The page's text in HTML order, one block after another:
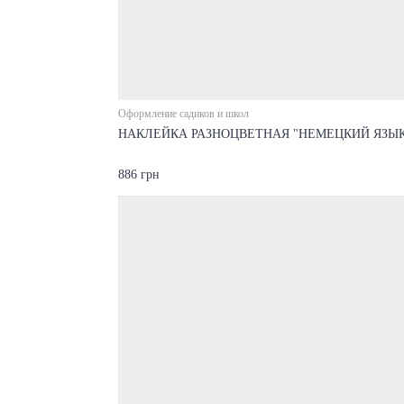
Оформление садиков и школ
НАКЛЕЙКА РАЗНОЦВЕТНАЯ "НЕМЕЦКИЙ
886 грн